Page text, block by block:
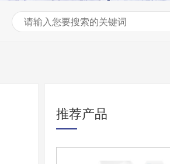
推荐产品